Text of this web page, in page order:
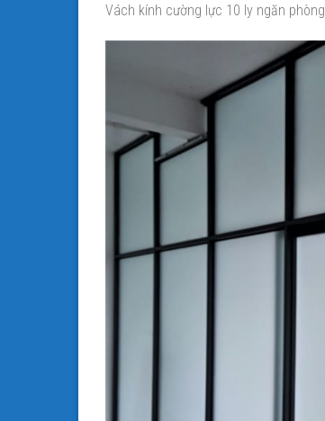
Vách kính cường lực 10 ly ngăn phòng